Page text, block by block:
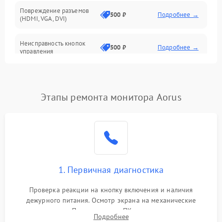
Повреждение разъемов
(HDMI, VGA, DVI)
500 ₽ Подробнее →
Неисправность кнопок
управления
500 ₽ Подробнее →
Повреждение кабеля
1000 ₽
Поломка системы
автоматического
1000 ₽ Подробнее →
Неисправность системы
1000 ₽
Этапы ремонта монитора Aorus
1. Первичная диагностика
Проверка реакции на кнопку включения и наличия
дежурного питания. Осмотр экрана на механические
повреждения. Подключение к ПК для оценки вывода
Подробнее